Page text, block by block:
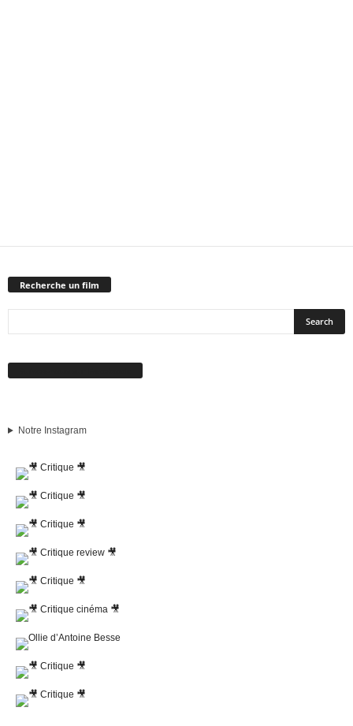
Recherche un film
Notre Instagram